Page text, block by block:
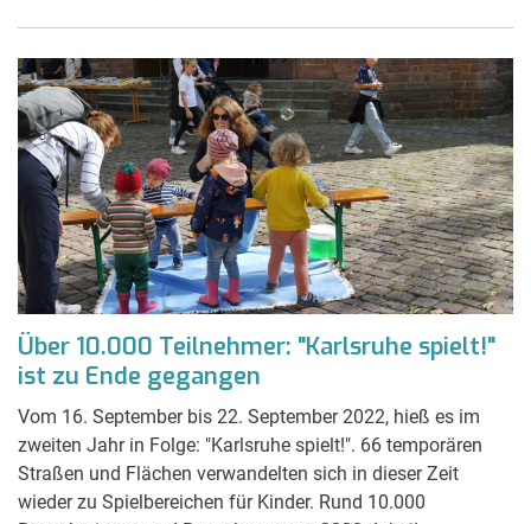
Über 10.000 Teilnehmer: "Karlsruhe spielt!"
ist zu Ende gegangen
Vom 16. September bis 22. September 2022, hieß es im
zweiten Jahr in Folge: "Karlsruhe spielt!". 66 temporären
Straßen und Flächen verwandelten sich in dieser Zeit
wieder zu Spielbereichen für Kinder. Rund 10.000